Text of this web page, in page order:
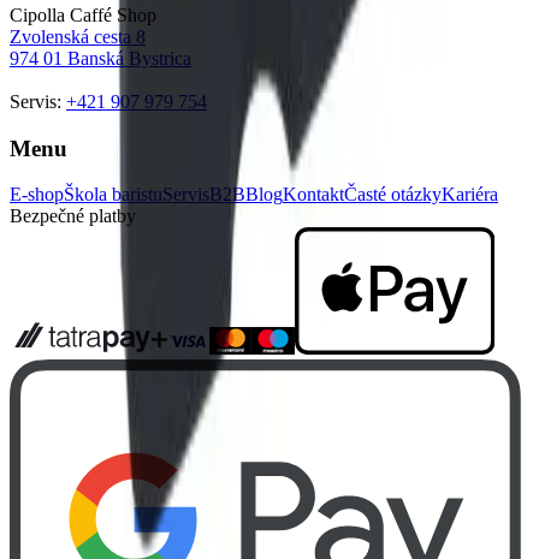
Cipolla Caffé Shop
Zvolenská cesta 8
974 01 Banská Bystrica
Servis: +421 907 979 754
Menu
E-shopŠkola baristuServisB2BBlogKontaktČasté otázkyKariéra
Bezpečné platby